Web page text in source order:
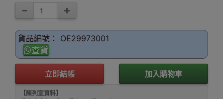
貨品編號： OE29973001
查貨
立即結帳 加入購物車
【陳列室資料】